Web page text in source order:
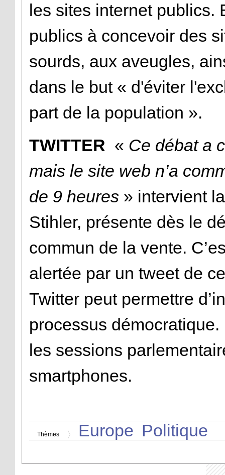
les sites internet publics.
publics à concevoir des
sourds, aux aveugles,
dans le but « d'éviter
part de la population ».
TWITTER « Ce débat a
mais le site web n’a
de 9 heures » intervient
Stihler, présente dès le
commun de la vente.
alertée par un tweet de
Twitter peut permettre
processus
les sessions
smartphones.
Thèmes Europe Politique